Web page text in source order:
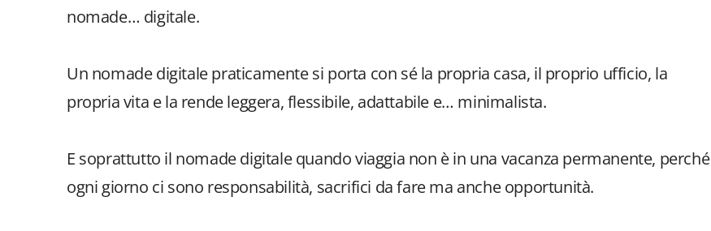
nomade… digitale.
Un nomade digitale praticamente si porta con sé la propria casa, il proprio ufficio, la
propria vita e la rende leggera, flessibile, adattabile e… minimalista.
E soprattutto il nomade digitale quando viaggia non è in una vacanza permanente, perché
ogni giorno ci sono responsabilità, sacrifici da fare ma anche opportunità.